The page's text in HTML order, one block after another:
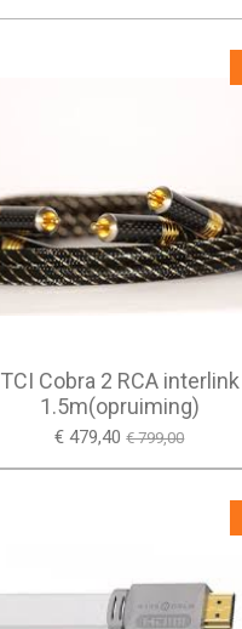
TCI Cobra 2 RCA interlink
1.5m(opruiming)
€ 479,40 € 799,00